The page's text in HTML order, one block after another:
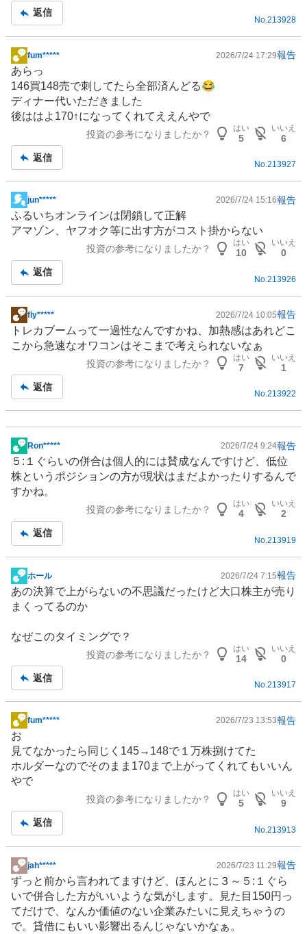
事
返信
No. 213928
掲
示
板
記
事
fum***** 2026/7/24 17:29報告
あらっ
146買148売で刺してたら全部済んどる😂
ディナー代いただきました
後ははよ170↑になってくれてええんやで
投資の参考になりましたか？
はい
5
いいえ
6
返信
No.213927
掲
示
板
jun***** 2026/7/24 15:16報告
ふるいちオンラインは閉鎖して正解
アマゾン、ヤフオク等に出す方がコスト掛からない
投資の参考になりましたか？
はい
10
いいえ
0
返信
No. 213926
掲
示
板
fly***** 2026/7/24 10:05報告
トレカブームって一過性なんですかね、加熱感はあれどこ
こから急速なオワコンはそこまで考えられないなぁ
投資の参考になりましたか？
はい
7
いいえ
1
返信
No.213922
掲
示
板
記
Ron***** 2026/7/24 9:24報告
５:１ぐらいの併合は個人的には賛成なんですけど、低位
株というポジションの方が現状はまだよかったりするんで
すかね。
投資の参考になりましたか？
はい
4
いいえ
2
返信
No. 213919
掲
示
板
事
ホール 2026/7/24 7:15報告
あの決算で上がらないの不思議だったけど大口株主が売り
まくってるのか
なぜこのタイミングで？
投資の参考になりましたか？
はい
14
いいえ
0
返信
No.213917
掲
示
板
記
事
fum***** 2026/7/23 13:53報告
お
見てなかったら同じく145→148で１万株捌けてた
ホルダーなのでそのまま170まで上がってくれてもいいん
やで
投資の参考になりましたか？
はい
5
いいえ
9
返信
No. 213913
掲
示
板
記
jah***** 2026/7/23 11:29報告
ずっと前から言われてますけど、ほんとに３～５:１ぐら
いで併合した方がいいような気がします。見た目150円っ
てだけで、なんか価値のない企業みたいに見えちゃうの
で。貸借にもいい影響出るんじゃないかなぁ。